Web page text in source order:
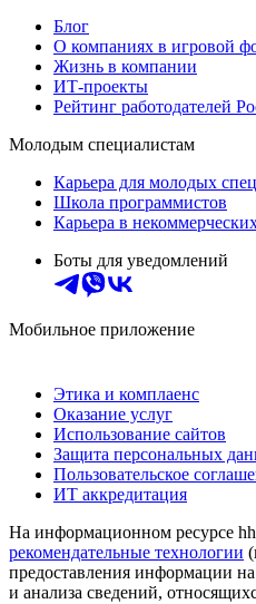
Блог
О компаниях в игровой
Жизнь в компании
ИТ-проекты
Рейтинг работодателей
Молодым специалистам
Карьера для молодых
Школа программистов
Карьера в
Боты для уведомлений
Мобильное приложение
Этика и комплаенс
Оказание услуг
Использование сайтов
Защита персональных
Пользовательское
ИТ аккредитация
На информационном ресурсе
рекомендательные технологии
предоставления информации
и анализа сведений,